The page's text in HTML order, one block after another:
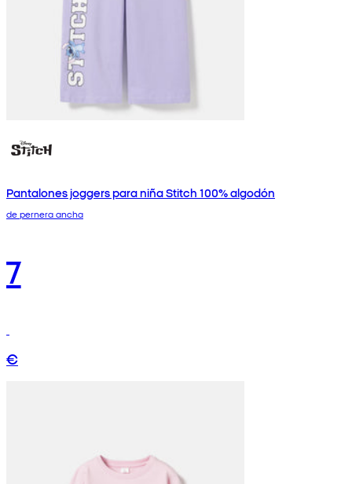
Pantalones joggers para niña Stitch 100% algodón
de pernera ancha
7
€